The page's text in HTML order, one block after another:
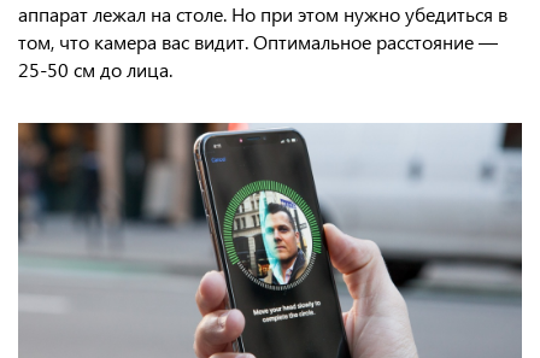
аппарат лежал на столе. Но при этом нужно убедиться в
том, что камера вас видит. Оптимальное расстояние —
25-50 см до лица.